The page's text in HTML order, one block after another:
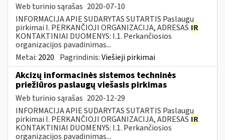
Web turinio sąrašas 2020-07-10
INFORMACIJA APIE SUDARYTAS SUTARTIS Paslaugų
pirkimai I. PERKANČIOJI ORGANIZACIJA, ADRESAS IR
KONTAKTINIAI DUOMENYS: I.1. Perkančiosios
organizacijos pavadinimas...
Metai: 2020 Pagrindinis:Viešieji pirkimai
Akcizų informacinės sistemos techninės
priežiūros paslaugų viešasis pirkimas
Web turinio sąrašas 2020-12-29
INFORMACIJA APIE SUDARYTAS SUTARTIS Paslaugų
pirkimai I. PERKANČIOJI ORGANIZACIJA, ADRESAS IR
KONTAKTINIAI DUOMENYS: I.1. Perkančiosios
organizacijos pavadinimas...